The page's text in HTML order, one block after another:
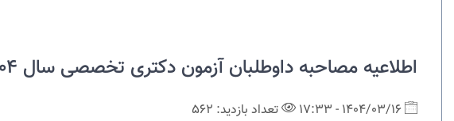
اطلاعیه مصاحبه داوطلبان آزمون دکتری تخصصی سال 1404 دانشکده اقتصاد، مدیریت و علوم اداری
1404/03/16 - 17:33 تعداد بازدید: 562